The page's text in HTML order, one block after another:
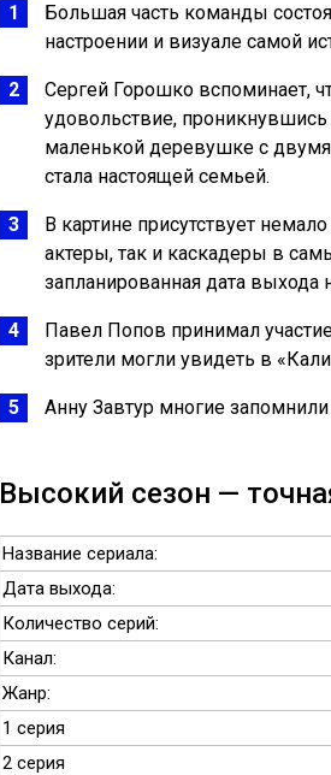
Большая часть команды
настроении и визуале самой
Сергей Горошко вспоминает,
удовольствие,
маленькой деревушке с двумя
стала настоящей семьей.
В картине присутствует
актеры, так и каскадеры в
запланированная дата выхода
Павел Попов принимал
зрители могли увидеть в
Анну Завтур многие
Высокий сезон —
Название сериала:
Дата выхода:
Количество серий:
Канал:
Жанр:
1 серия
2 серия